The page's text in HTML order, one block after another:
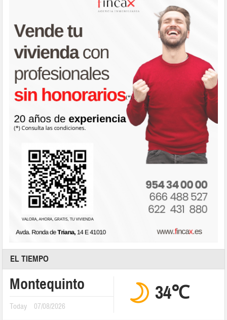
EL TIEMPO
Montequinto
Today 07/08/2026
34℃